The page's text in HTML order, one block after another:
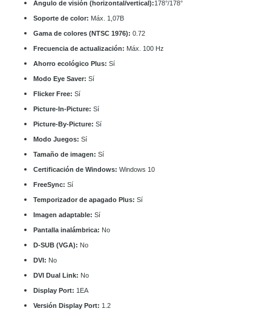
Ángulo de visión (horizontal/vertical):178°/178°
Soporte de color: Máx. 1,07B
Gama de colores (NTSC 1976): 0.72
Frecuencia de actualización: Máx. 100 Hz
Ahorro ecológico Plus: Sí
Modo Eye Saver: Sí
Flicker Free: Sí
Picture-In-Picture: Sí
Picture-By-Picture: Sí
Modo Juegos: Sí
Tamaño de imagen: Sí
Certificación de Windows: Windows 10
FreeSync: Sí
Temporizador de apagado Plus: Sí
Imagen adaptable: Sí
Pantalla inalámbrica: No
D-SUB (VGA): No
DVI: No
DVI Dual Link: No
Display Port: 1EA
Versión Display Port: 1.2